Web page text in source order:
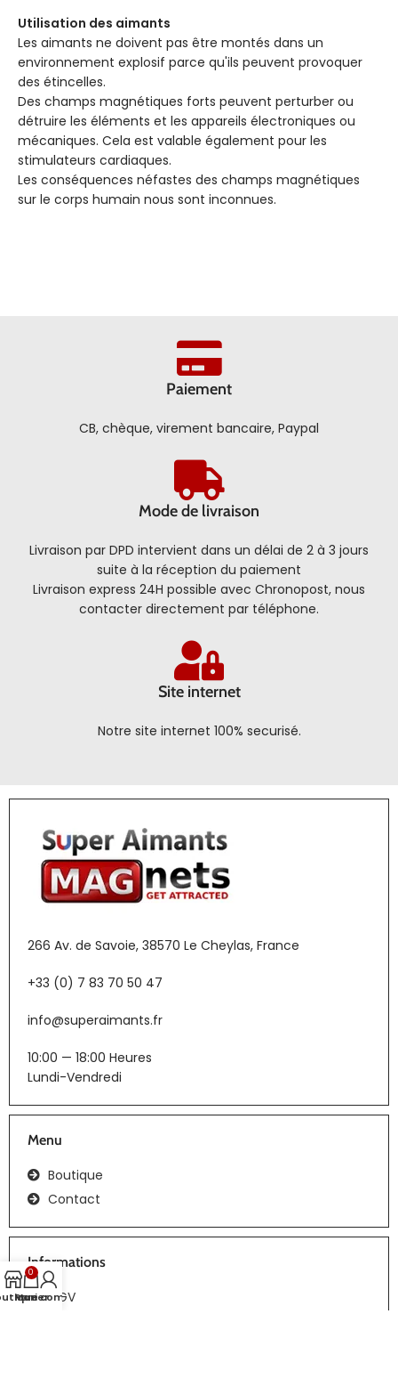
Utilisation des aimants
Les aimants ne doivent pas être montés dans un
environnement explosif parce qu'ils peuvent provoquer
des étincelles.
Des champs magnétiques forts peuvent perturber ou
détruire les éléments et les appareils électroniques ou
mécaniques. Cela est valable également pour les
stimulateurs cardiaques.
Les conséquences néfastes des champs magnétiques
sur le corps humain nous sont inconnues.
Paiement
CB, chèque, virement bancaire, Paypal
Mode de livraison
Livraison par DPD intervient dans un délai de 2 à 3 jours
suite à la réception du paiement
Livraison express 24H possible avec Chronopost, nous
contacter directement par téléphone.
Site internet
Notre site internet 100% securisé.
266 Av. de Savoie, 38570 Le Cheylas, France
+33 (0) 7 83 70 50 47
info@superaimants.fr
10:00 — 18:00 Heures
Lundi-Vendredi
Menu
Boutique
Contact
Informations
CGV
0
Panier
Mon compte